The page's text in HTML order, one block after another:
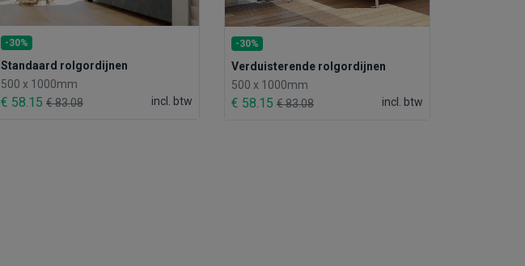
-30%
Standaard rolgordijnen
500 x 1000mm
€ 58.15 € 83.08 incl. btw
-30%
Verduisterende rolgordijnen
500 x 1000mm
€ 58.15 € 83.08 incl. btw